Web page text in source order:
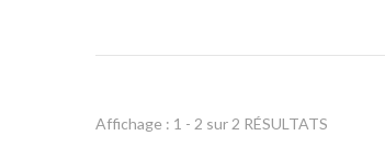
Affichage : 1 - 2 sur 2 RÉSULTATS